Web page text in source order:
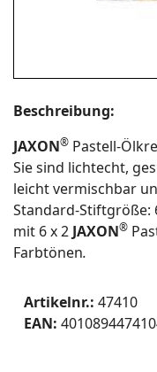
Beschreibung:
JAXON® Pastell-
Sie sind lichtecht,
leicht vermischbar
Standard-Stiftgröße:
mit 6 x 2 JAXON®
Farbtönen.
Artikelnr.: 47410
EAN: